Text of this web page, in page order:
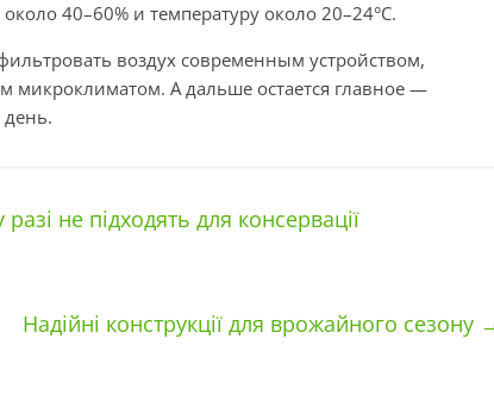
40–60% и температуру около 20–24°C.
воздух современным устройством,
микроклиматом. А дальше остается главное —
не підходять для консервації
Надійні конструкції для врожайного сезону